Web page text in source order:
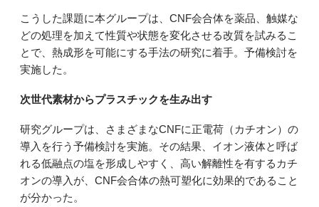
こうした課題に本グループは、CNF会合体を薬品、触媒な
どの処理を加えて性質や状態を変化させる改質を試みるこ
とで、熱成形を可能にする手法の研究に着手。予備検討を
実施した。
次世代素材からプラスチックを生み出す
研究グループは、さまざまなCNFに正電荷（カチオン）の
導入を行う予備検討を実施。その結果、イオン液体と呼ば
れる低融点の塩を形成しやすく、高い解離性を有するカチ
オンの導入が、CNF会合体の熱可塑化に効果的であること
が分かった。